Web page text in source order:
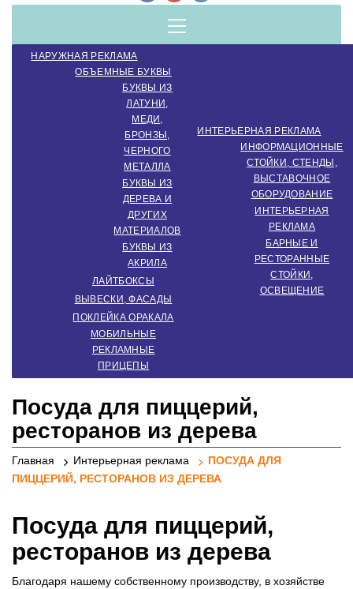
компанія.
Виробництво
зовнішньої
реклами.
Створення
інтер'єрної
реклами
Menu
НАРУЖНАЯ РЕКЛАМА
ОБЪЕМНЫЕ БУКВЫ
БУКВЫ ИЗ
ЛАТУНИ,
МЕДИ,
БРОНЗЫ,
ЧЕРНОГО
МЕТАЛЛА
БУКВЫ ИЗ
ДЕРЕВА И
ДРУГИХ
МАТЕРИАЛОВ
БУКВЫ ИЗ
АКРИЛА
ЛАЙТБОКСЫ
ВЫВЕСКИ, ФАСАДЫ
ПОКЛЕЙКА ОРАКАЛА
МОБИЛЬНЫЕ
РЕКЛАМНЫЕ
ПРИЦЕПЫ
ИНТЕРЬЕРНАЯ РЕКЛАМА
ИНФОРМАЦИОННЫЕ
СТОЙКИ, СТЕНДЫ,
ВЫСТАВОЧНОЕ
ОБОРУДОВАНИЕ
ИНТЕРЬЕРНАЯ
РЕКЛАМА
БАРНЫЕ И
РЕСТОРАННЫЕ
СТОЙКИ,
ОСВЕЩЕНИЕ
Посуда для пиццерий,
ресторанов из дерева
Главная Интерьерная реклама
ПОСУДА ДЛЯ
ПИЦЦЕРИЙ, РЕСТОРАНОВ ИЗ ДЕРЕВА
Посуда для пиццерий,
ресторанов из дерева
Благодаря нашему собственному производству, в хозяйстве